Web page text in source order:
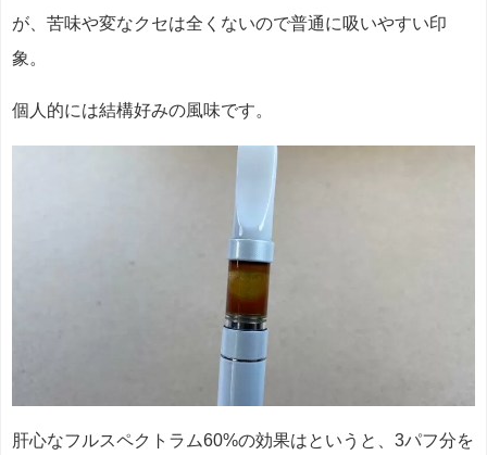
が、苦味や変なクセは全くないので普通に吸いやすい印
象。
個人的には結構好みの風味です。
肝心なフルスペクトラム60%の効果はというと、3パフ分を